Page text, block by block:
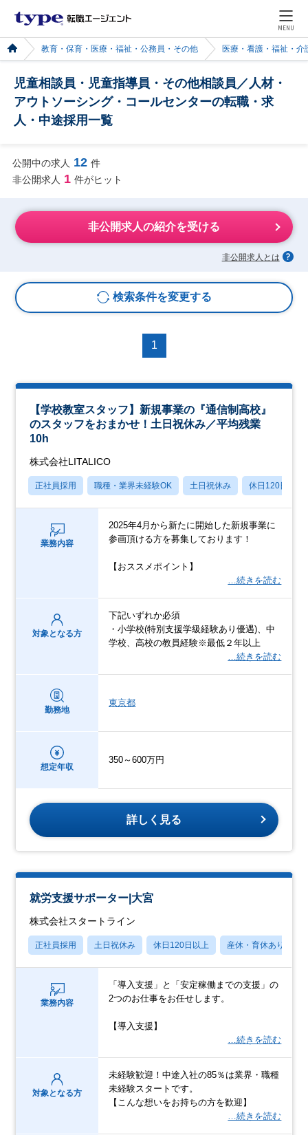
MENU
教育・保育・医療・福祉・公務員・その他 医療・看護・福祉・介
児童相談員・児童指導員・その他相談員／人材・
アウトソーシング・コールセンターの転職・求
人・中途採用一覧
公開中の求人 12 件
非公開求人 1 件がヒット
非公開求人の紹介を受ける
非公開求人とは
検索条件を変更する
1
【学校教室スタッフ】新規事業の『通信制高校』
のスタッフをおまかせ！土日祝休み／平均残業
10h
株式会社LITALICO
正社員採用 職種・業界未経験OK 土日祝休み 休日120日以上
業務内容
2025年4月から新たに開始した新規事業に
参画頂ける方を募集しております！
【おススメポイント】
…続きを読む
対象となる方
下記いずれか必須
・小学校(特別支援学級経験あり優遇)、中
学校、高校の教員経験※最低２年以上
…続きを読む
勤務地
東京都
想定年収
350～600万円
詳しく見る
就労支援サポーター|大宮
株式会社スタートライン
正社員採用 土日祝休み 休日120日以上 産休・育休あり
業務内容
「導入支援」と「安定稼働までの支援」の
2つのお仕事をお任せします。
【導入支援】
…続きを読む
対象となる方
未経験歓迎！中途入社の85％は業界・職種
未経験スタートです。
【こんな想いをお持ちの方を歓迎】
…続きを読む